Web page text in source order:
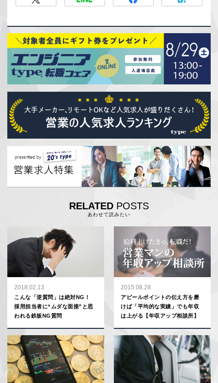
RELATED POSTS
あわせて読みたい
2018.02.13
こんな「逆質問」は絶対NG！
採用担当者に“ムダな面接”と思
われる鉄板NG質問
2015.08.28
アピールポイントの伝え方を磨
けば「平均的な実績」でも年収
は上がる【年収アップ相談所】